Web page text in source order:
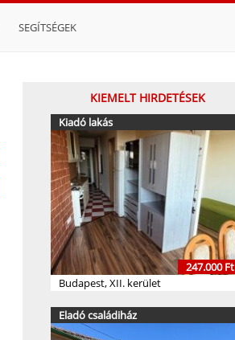
SEGÍTSÉGEK
KIEMELT HIRDETÉSEK
Kiadó lakás
247.000 Ft
Budapest, XII. kerület
Eladó családiház